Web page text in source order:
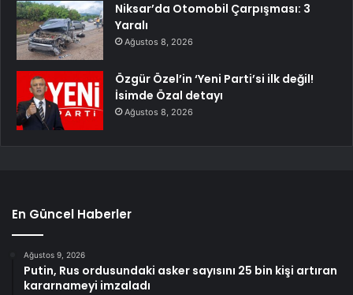
Niksar’da Otomobil Çarpışması: 3
Yaralı
Ağustos 8, 2026
Özgür Özel’in ‘Yeni Parti’si ilk değil!
İsimde Özal detayı
Ağustos 8, 2026
En Güncel Haberler
Ağustos 9, 2026
Putin, Rus ordusundaki asker sayısını 25 bin kişi artıran
kararnameyi imzaladı